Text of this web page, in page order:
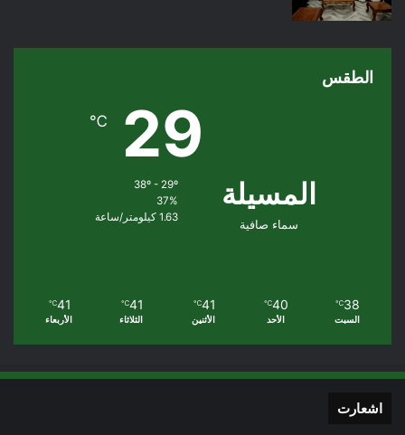
الطقس
المسيلة
سماء صافية
29
℃
38º - 29º
37%
1.63 كيلومتر/ساعة
38
℃
السبت
40
℃
الأحد
41
℃
الأثنين
41
℃
الثلاثاء
41
℃
الأربعاء
اشعارت